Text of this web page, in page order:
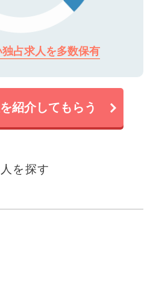
占求人を多数保有
紹介してもらう
を探す